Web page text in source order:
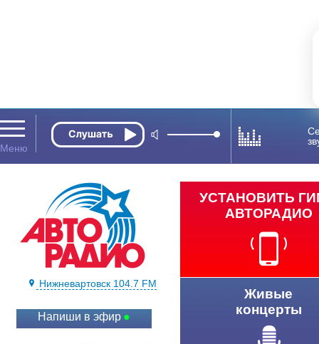
Нижневартовск 104.7 FM
Напиши в эфир
УСТАНОВИТЬ
АВТОРАДИО
Живые
концерты